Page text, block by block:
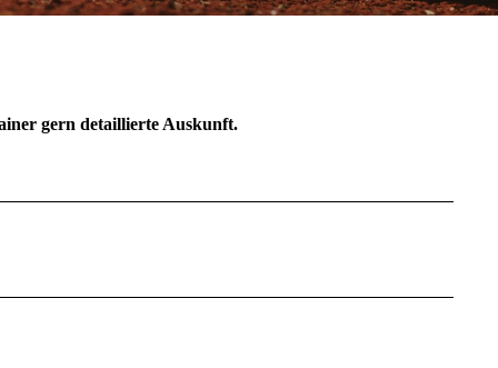
gern detaillierte Auskunft.